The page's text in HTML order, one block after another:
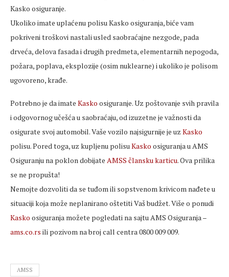
Kasko osiguranje.
Ukoliko imate uplaćenu polisu Kasko osiguranja, biće vam
pokriveni troškovi nastali usled saobraćajne nezgode, pada
drveća, delova fasada i drugih predmeta, elementarnih nepogoda,
požara, poplava, eksplozije (osim nuklearne) i ukoliko je polisom
ugovoreno, krađe.
Potrebno je da imate Kasko osiguranje. Uz poštovanje svih pravila
i odgovornog učešća u saobraćaju, od izuzetne je važnosti da
osigurate svoj automobil. Vaše vozilo najsigurnije je uz Kasko
polisu. Pored toga, uz kupljenu polisuKasko osiguranja u AMS
Osiguranju na poklon dobijate AMSS člansku karticu. Ova prilika
se ne propušta!
Nemojte dozvoliti da se tuđom ili sopstvenom krivicom nađete u
situaciji koja može neplanirano oštetiti Vaš budžet. Više o ponudi
Kasko osiguranja možete pogledati na sajtu AMS Osiguranja –
ams.co.rs ili pozivom na broj call centra 0800 009 009.
AMSS